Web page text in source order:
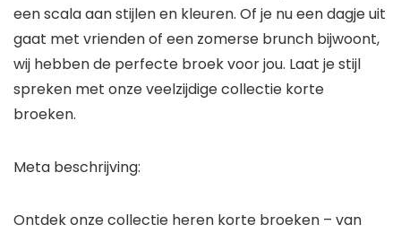
een scala aan stijlen en kleuren. Of je nu een dagje uit
gaat met vrienden of een zomerse brunch bijwoont,
wij hebben de perfecte broek voor jou. Laat je stijl
spreken met onze veelzijdige collectie korte
broeken.
Meta beschrijving:
Ontdek onze collectie heren korte broeken – van